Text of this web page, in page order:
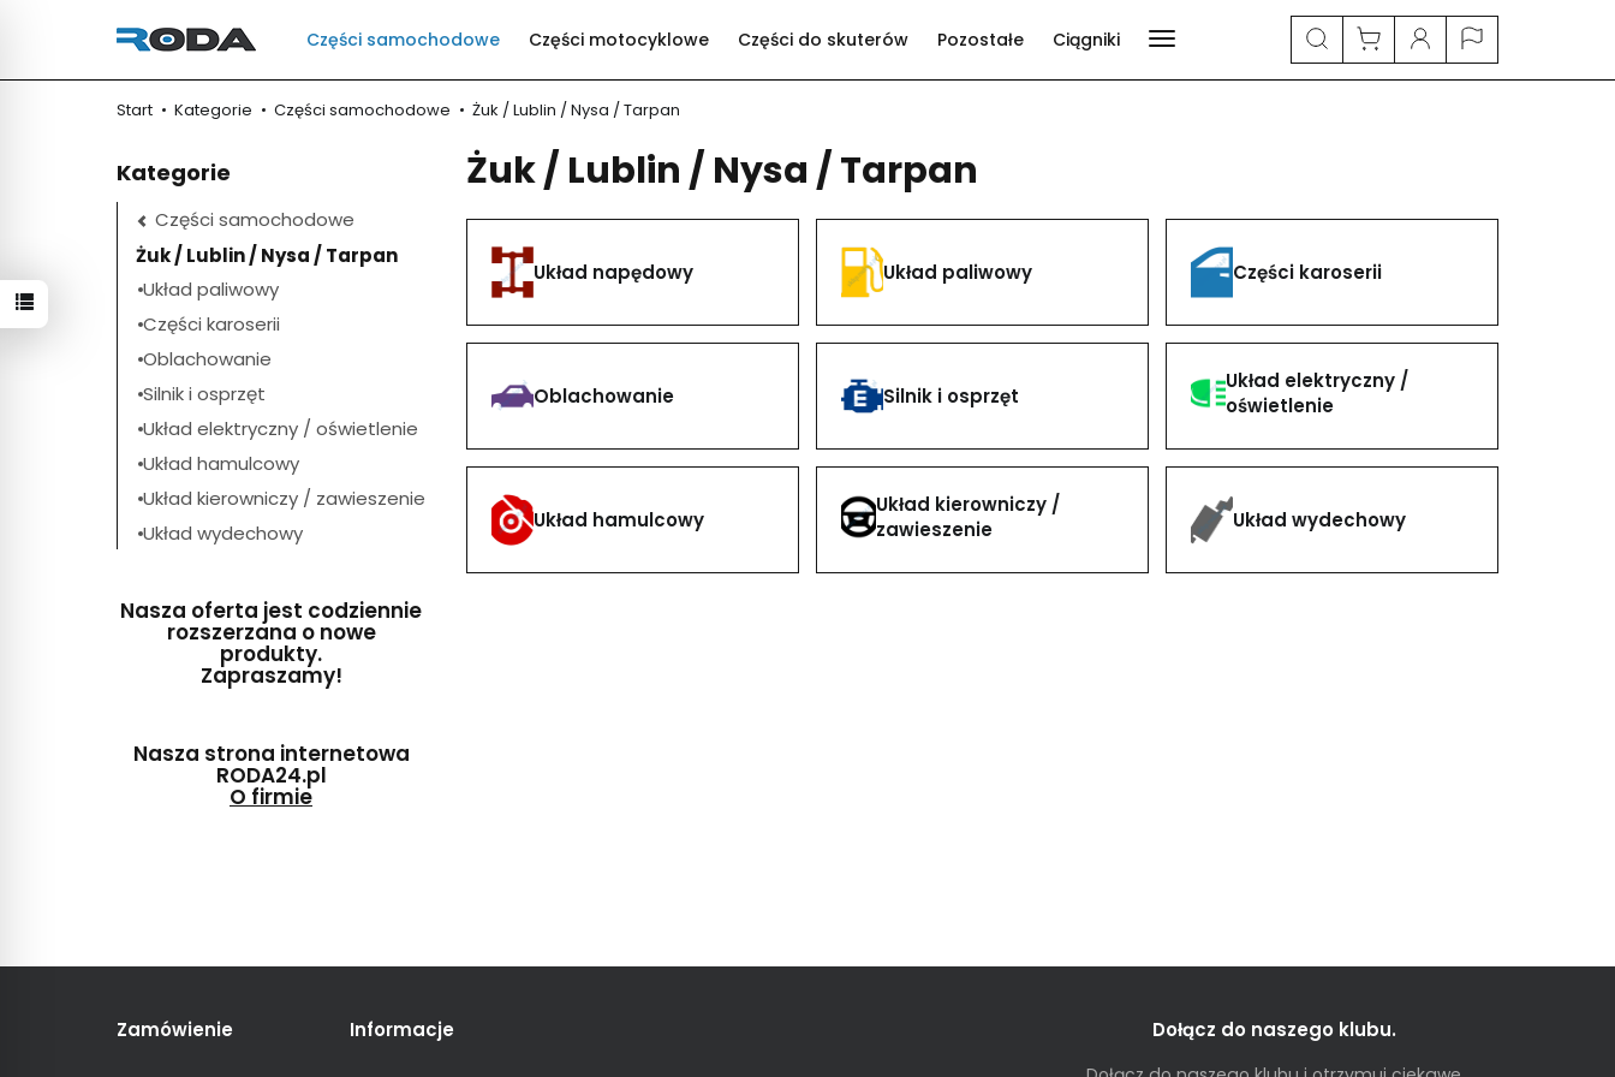
Części samochodowe Części motocyklowe Części do skuterów Pozostałe Ciągniki
Start Kategorie Części samochodowe Żuk / Lublin / Nysa / Tarpan
Żuk / Lublin / Nysa / Tarpan
Układ napędowy Układ paliwowy Części karoserii
Oblachowanie Silnik i osprzęt
Układ elektryczny /
oświetlenie
Układ hamulcowy
Układ kierowniczy /
zawieszenie
Układ wydechowy
Kategorie
Części samochodowe
Żuk / Lublin / Nysa / Tarpan
Układ paliwowy
Części karoserii
Oblachowanie
Silnik i osprzęt
Układ elektryczny / oświetlenie
Układ hamulcowy
Układ kierowniczy / zawieszenie
Układ wydechowy
Nasza oferta jest codziennie
rozszerzana o nowe
produkty.
Zapraszamy!
Nasza strona internetowa
RODA24.pl
O firmie
Zamówienie Informacje Dołącz do naszego klubu.